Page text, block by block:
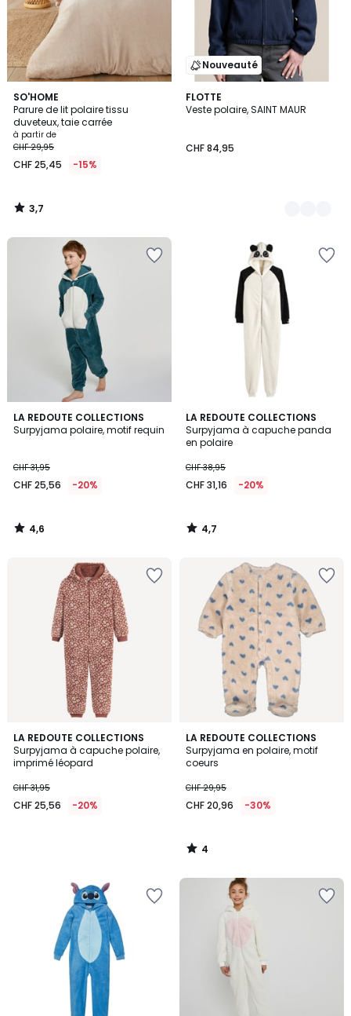
SO'HOME
Parure de lit polaire tissu
duveteux, taie carrée
à partir de
CHF 29,95
CHF 25,45 -15%
3,7
/ 5
3,7
/
Nouveauté
FLOTTE
Veste polaire, SAINT MAUR
CHF 84,95
2
Couleurs
LA REDOUTE COLLECTIONS
Surpyjama polaire, motif requin
CHF 31,95
CHF 25,56 -20%
4,6
/ 5
4,6
/
LA REDOUTE COLLECTIONS
Surpyjama à capuche panda
en polaire
CHF 38,95
CHF 31,16 -20%
4,7
/ 5
4,7
/
LA REDOUTE COLLECTIONS
Surpyjama à capuche polaire,
imprimé léopard
CHF 31,95
CHF 25,56 -20%
LA REDOUTE COLLECTIONS
Surpyjama en polaire, motif
coeurs
CHF 29,95
CHF 20,96 -30%
4
/
5
4
/